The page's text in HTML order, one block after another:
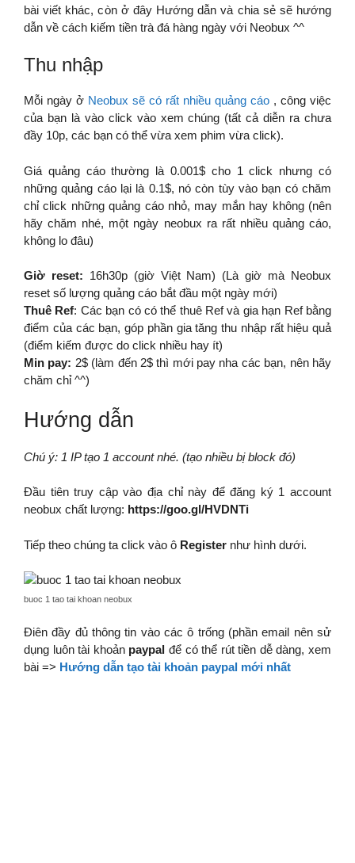
bài viết khác, còn ở đây Hướng dẫn và chia sẻ sẽ hướng
dẫn về cách kiếm tiền trà đá hàng ngày với Neobux ^^
Thu nhập
Mỗi ngày ở Neobux sẽ có rất nhiều quảng cáo , công việc
của bạn là vào click vào xem chúng (tất cả diễn ra chưa
đầy 10p, các bạn có thể vừa xem phim vừa click).
Giá quảng cáo thường là 0.001$ cho 1 click nhưng có
những quảng cáo lại là 0.1$, nó còn tùy vào bạn có chăm
chỉ click những quảng cáo nhỏ, may mắn hay không (nên
hãy chăm nhé, một ngày neobux ra rất nhiều quảng cáo,
không lo đâu)
Giờ reset: 16h30p (giờ Việt Nam) (Là giờ mà Neobux
reset số lượng quảng cáo bắt đầu một ngày mới)
Thuê Ref: Các bạn có có thể thuê Ref và gia hạn Ref bằng
điểm của các bạn, góp phần gia tăng thu nhập rất hiệu quả
(điểm kiếm được do click nhiều hay ít)
Min pay: 2$ (làm đến 2$ thì mới pay nha các bạn, nên hãy
chăm chỉ ^^)
Hướng dẫn
Chú ý: 1 IP tạo 1 account nhé. (tạo nhiều bị block đó)
Đầu tiên truy cập vào địa chỉ này để đăng ký 1 account
neobux chất lượng: https://goo.gl/HVDNTi
Tiếp theo chúng ta click vào ô Register như hình dưới.
buoc 1 tao tai khoan neobux
Điên đầy đủ thông tin vào các ô trống (phần email nên sử
dụng luôn tài khoảnpaypal để có thể rút tiền dễ dàng, xem
bài => Hướng dẫn tạo tài khoản paypal mới nhất